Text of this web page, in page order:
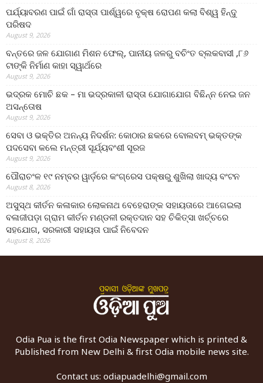
ପର୍ଯ୍ୟାବରଣ ପାଇଁ ଗାଁ ରାସ୍ତା ପାର୍ଶ୍ୱରେ ବୃକ୍ଷ ରୋପଣ କଲା ବିଶ୍ୱ ହିନ୍ଦୁ
ପରିଷଦ
August 9, 2026
ବନ୍ତରେ ଜଳ ଯୋଗାଣ ମିଶନ ଫେଲ୍‌, ପାନୀୟ ଜଳରୁ ବଚିଂତ ବ୍ଲକବାସୀ ,୮୬
ଟାଙ୍କି ନିର୍ମାଣ କାହା ସ୍ୱାର୍ଥରେ
August 9, 2026
ଭଦ୍ରକ ମୋଚି ଛକ – ମା ଭଦ୍ରକାଳୀ ରାସ୍ତା ଯୋଗାଯୋଗ ବିଛିନ୍ନ ନେଇ ଜନ
ଅସନ୍ତୋଷ
August 9, 2026
ସେବା ଓ ଭକ୍ତିର ଅନନ୍ୟ ନିଦର୍ଶନ: କୋଠାର ଛକରେ ବୋଲବମ୍ ଭକ୍ତଙ୍କ
ପଦସେବା କଲେ ମନ୍ତ୍ରୀ ସୂର୍ଯ୍ୟବଂଶୀ ସୂରଜ
August 9, 2026
ପୌରାଚଂଳ ୧୯ ନମ୍ବର ୱାର୍ଡ଼ରେ କଂଗ୍ରେସ ପକ୍ଷରୁ ଶୁଖିଲା ଖାଦ୍ୟ ବଂଟନ
August 8, 2026
ଅସୁସ୍ଥ କୀର୍ତନ କଳାକାର ଲୋକନାଥ ବେହେରାଙ୍କ ସହାୟତାରେ ଆଗେଇଲା
ବଳାଜୀପଡ଼ା ଗ୍ରାମ କୀର୍ତନ ମଣ୍ଡଳୀ ରକ୍ତଦାନ ସହ ଚିକିତ୍ସା ଖର୍ଚ୍ଚରେ
ସହଯୋଗ, ସରକାରୀ ସହାୟତା ପାଇଁ ନିବେଦନ
August 8, 2026
Odia Pua is the first Odia Newspaper which is printed &
Published from New Delhi & first Odia mobile news site.
Contact us: odiapuadelhi@gmail.com